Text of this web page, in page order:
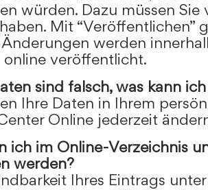
würden. Dazu müssen Sie
Mit “Veröffentlichen”
Änderungen werden
veröffentlicht.
sind falsch, was kann
Ihre Daten in Ihrem
Online jederzeit
ich im Online-Verzeichnis
werden?
Ihres Eintrags